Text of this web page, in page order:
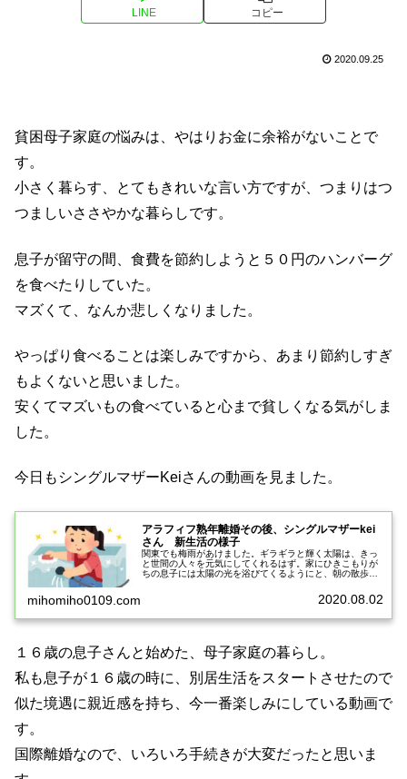
LINE コピー
2020.09.25
貧困母子家庭の悩みは、やはりお金に余裕がないことで
す。
小さく暮らす、とてもきれいな言い方ですが、つまりはつ
つましいささやかな暮らしです。
息子が留守の間、食費を節約しようと５０円のハンバーグ
を食べたりしていた。
マズくて、なんか悲しくなりました。
やっぱり食べることは楽しみですから、あまり節約しすぎ
もよくないと思いました。
安くてマズいもの食べていると心まで貧しくなる気がしま
した。
今日もシングルマザーKeiさんの動画を見ました。
アラフィフ熟年離婚その後、シングルマザーkei
さん 新生活の様子
関東でも梅雨があけました。ギラギラと輝く太陽は、きっ
と世間の人々を元気にしてくれるはず。家にひきこもりが
ちの息子には太陽の光を浴びてくるようにと、朝の散歩を
mihomiho0109.com 2020.08.02
１６歳の息子さんと始めた、母子家庭の暮らし。
私も息子が１６歳の時に、別居生活をスタートさせたので
似た境遇に親近感を持ち、今一番楽しみにしている動画で
す。
国際離婚なので、いろいろ手続きが大変だったと思いま